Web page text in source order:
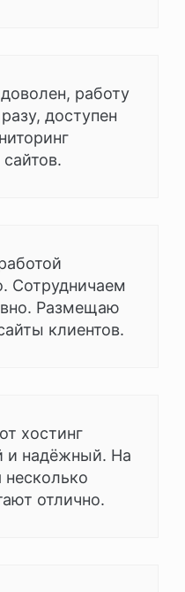
работу
доступен
Сотрудничаем
Размещаю
клиентов.
хостинг
и надёжный. На
несколько
отлично.